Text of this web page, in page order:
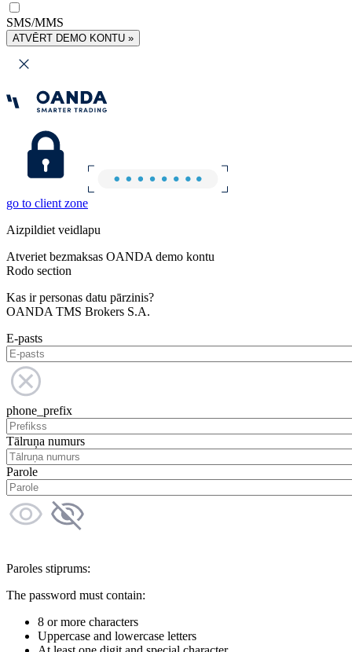
SMS/MMS
ATVĒRT DEMO KONTU »
go to client zone
Aizpildiet veidlapu
Atveriet bezmaksas OANDA demo kontu
Rodo section
Kas ir personas datu pārzinis?
OANDA TMS Brokers S.A.
E-pasts
phone_prefix
Tālruņa numurs
Parole
Paroles stiprums:
The password must contain:
8 or more characters
Uppercase and lowercase letters